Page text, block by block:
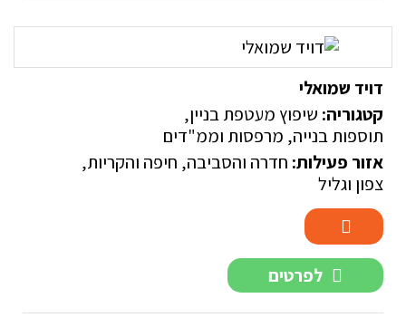
דויד שמואלי
קטגוריה: שיפוץ מעטפת בניין,
תוספות בנייה, מרפסות וממ"דים
אזור פעילות: חדרה והסביבה, חיפה והקריות,
צפון וגליל
לפרטים